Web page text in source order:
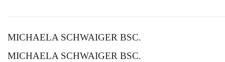
MICHAELA SCHWAIGER BSC.
MICHAELA SCHWAIGER BSC.